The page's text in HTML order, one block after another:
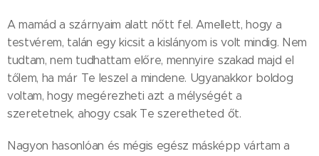
A mamád a szárnyaim alatt nőtt fel. Amellett, hogy a
testvérem, talán egy kicsit a kislányom is volt mindig. Nem
tudtam, nem tudhattam előre, mennyire szakad majd el
tőlem, ha már Te leszel a mindene. Ugyanakkor boldog
voltam, hogy megérezheti azt a mélységét a
szeretetnek, ahogy csak Te szeretheted őt.
Nagyon hasonlóan és mégis egész másképp vártam a